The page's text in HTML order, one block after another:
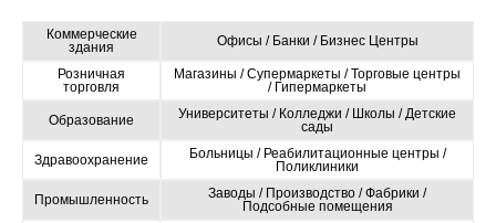
Коммерческие
здания
Офисы / Банки / Бизнес Центры
Розничная
торговля
Магазины / Супермаркеты / Торговые центры
/ Гипермаркеты
Образование
Университеты / Колледжи / Школы / Детские
сады
Здравоохранение
Больницы / Реабилитационные центры /
Поликлиники
Промышленность
Заводы / Производство / Фабрики /
Подсобные помещения